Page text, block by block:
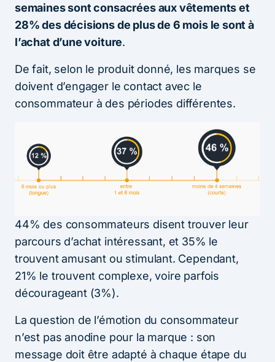
semaines sont consacrées aux vêtements et
28% des décisions de plus de 6 mois le sont à
l’achat d’une voiture.
De fait, selon le produit donné, les marques se
doivent d’engager le contact avec le
consommateur à des périodes différentes.
44% des consommateurs disent trouver leur
parcours d’achat intéressant, et 35% le
trouvent amusant ou stimulant. Cependant,
21% le trouvent complexe, voire parfois
décourageant (3%).
La question de l’émotion du consommateur
n’est pas anodine pour la marque : son
message doit être adapté à chaque étape du